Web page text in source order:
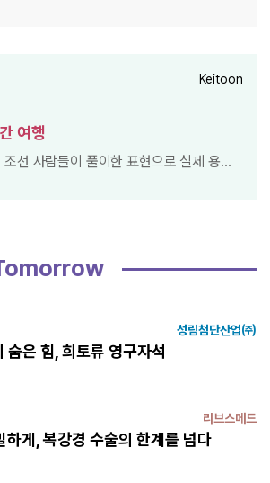
적 질문에 대한 답을 찾아야 할 시점이다.
Keitoon
여행
사람들이 풀이한 표현으로 실제 용어
성림첨단산업㈜
숨은 힘, 희토류 영구자석
리브스메드
하게, 복강경 수술의 한계를 넘다